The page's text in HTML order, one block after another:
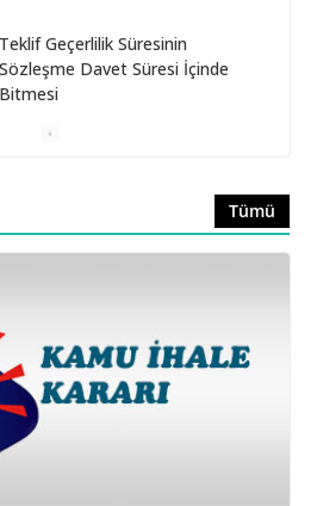
Teklif Geçerlilik Süresinin
Sözleşme Davet Süresi İçinde
Bitmesi
6 Ekim 2025
İlişkin Muayene ve Kabul
Toplayabilir mi?
Damga Vergisi Oranının
Tümü